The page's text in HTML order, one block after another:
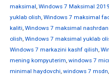
maksimal, Windows 7 Maksimal 2019
yuklab olish, Windows 7 maksimal
kaliti, Windows 7 maksimal nashrdan
olish, Windows 7 maksimal yuklab
Windows 7 markazini kashf qilish,
mening kompyuterim, windows 7
minimal haydovchi, windows 7 msdn,